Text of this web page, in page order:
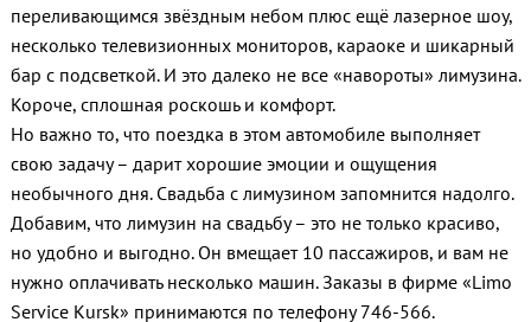
переливающимся звёздным небом плюс ещё лазерное шоу,
несколько телевизионных мониторов, караоке и шикарный
бар с подсветкой. И это далеко не все «навороты» лимузина.
Короче, сплошная роскошь и комфорт.
Но важно то, что поездка в этом автомобиле выполняет
свою задачу – дарит хорошие эмоции и ощущения
необычного дня. Свадьба с лимузином запомнится надолго.
Добавим, что лимузин на свадьбу – это не только красиво,
но удобно и выгодно. Он вмещает 10 пассажиров, и вам не
нужно оплачивать несколько машин. Заказы в фирме «Limo
Service Kursk» принимаются по телефону 746-566.